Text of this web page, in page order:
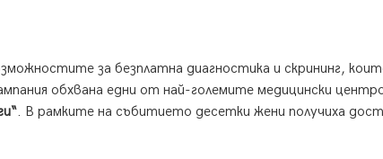
за безплатна диагностика и скрининг,
обхвана едни от най-големите медицински
. В рамките на събитието десетки жени получиха